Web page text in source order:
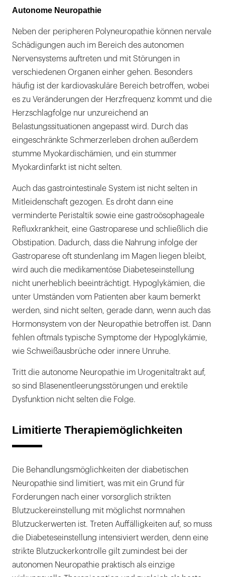
Autonome Neuropathie
Neben der peripheren Polyneuropathie können nervale
Schädigungen auch im Bereich des autonomen
Nervensystems auftreten und mit Störungen in
verschiedenen Organen einher gehen. Besonders
häufig ist der kardiovaskuläre Bereich betroffen, wobei
es zu Veränderungen der Herzfrequenz kommt und die
Herzschlagfolge nur unzureichend an
Belastungssituationen angepasst wird. Durch das
eingeschränkte Schmerzerleben drohen außerdem
stumme Myokardischämien, und ein stummer
Myokardinfarkt ist nicht selten.
Auch das gastrointestinale System ist nicht selten in
Mitleidenschaft gezogen. Es droht dann eine
verminderte Peristaltik sowie eine gastroösophageale
Refluxkrankheit, eine Gastroparese und schließlich die
Obstipation. Dadurch, dass die Nahrung infolge der
Gastroparese oft stundenlang im Magen liegen bleibt,
wird auch die medikamentöse Diabeteseinstellung
nicht unerheblich beeinträchtigt. Hypoglykämien, die
unter Umständen vom Patienten aber kaum bemerkt
werden, sind nicht selten, gerade dann, wenn auch das
Hormonsystem von der Neuropathie betroffen ist. Dann
fehlen oftmals typische Symptome der Hypoglykämie,
wie Schweißausbrüche oder innere Unruhe.
Tritt die autonome Neuropathie im Urogenitaltrakt auf,
so sind Blasenentleerungsstörungen und erektile
Dysfunktion nicht selten die Folge.
Limitierte Therapiemöglichkeiten
Die Behandlungsmöglichkeiten der diabetischen
Neuropathie sind limitiert, was mit ein Grund für
Forderungen nach einer vorsorglich strikten
Blutzuckereinstellung mit möglichst normnahen
Blutzuckerwerten ist. Treten Auffälligkeiten auf, so muss
die Diabeteseinstellung intensiviert werden, denn eine
strikte Blutzuckerkontrolle gilt zumindest bei der
autonomen Neuropathie praktisch als einzige